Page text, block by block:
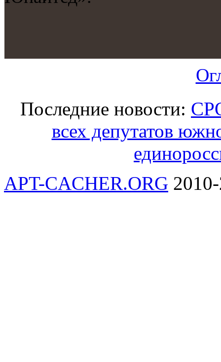
Последние новости:
всех депутатов
APT-CACHER.ORG